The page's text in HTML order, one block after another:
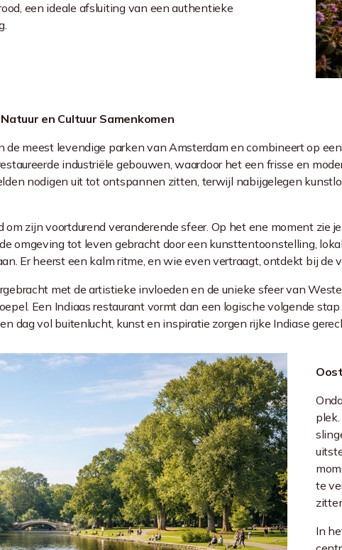
een ideale afsluiting van een authentieke
en Cultuur Samenkomen
de meest levendige parken van Amsterdam en combineert op
industriële gebouwen, waardoor het een frisse en
nodigen uit tot ontspannen zitten, terwijl nabijgelegen
zijn voortdurend veranderende sfeer. Op het ene moment zie
omgeving tot leven gebracht door een kunsttentoonstelling,
Er heerst een kalm ritme, en wie even vertraagt, ontdekt bij
met de artistieke invloeden en de unieke sfeer van
Een Indiaas restaurant vormt dan een logische volgende
dag vol buitenlucht, kunst en inspiratie zorgen rijke Indiase
te
In